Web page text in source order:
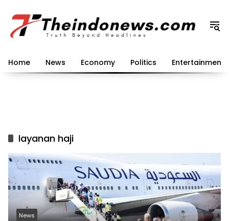
konten
Home News Economy Politics Entertainment
layanan haji
News